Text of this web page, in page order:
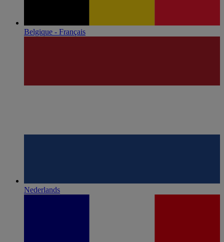
Belgique - Français
Nederlands